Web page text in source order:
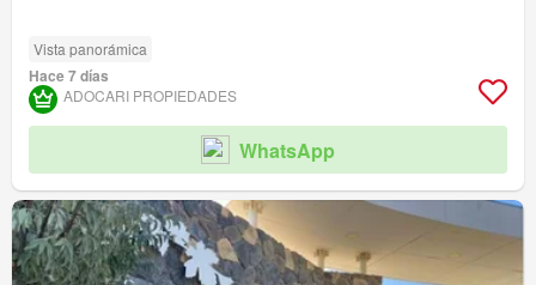
Vista panorámica
Hace 7 días
ADOCARI PROPIEDADES
WhatsApp